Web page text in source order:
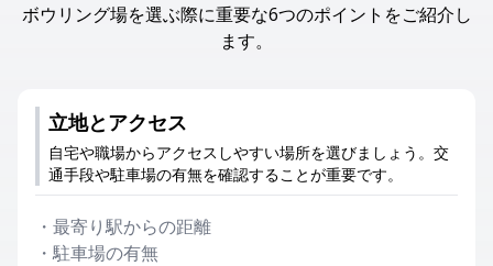
ボウリング場を選ぶ際に重要な6つのポイントをご紹介し
ます。
立地とアクセス
自宅や職場からアクセスしやすい場所を選びましょう。交
通手段や駐車場の有無を確認することが重要です。
・ 最寄り駅からの距離
・駐車場の有無